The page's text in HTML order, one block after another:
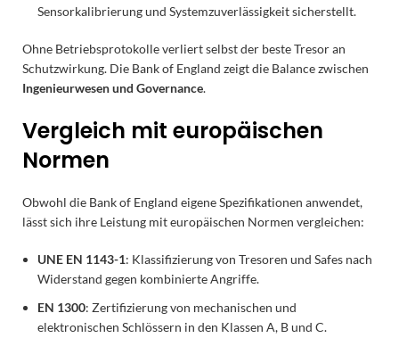
Sensorkalibrierung und Systemzuverlässigkeit sicherstellt.
Ohne Betriebsprotokolle verliert selbst der beste Tresor an
Schutzwirkung. Die Bank of England zeigt die Balance zwischen
Ingenieurwesen und Governance.
Vergleich mit europäischen
Normen
Obwohl die Bank of England eigene Spezifikationen anwendet,
lässt sich ihre Leistung mit europäischen Normen vergleichen:
UNE EN 1143-1: Klassifizierung von Tresoren und Safes nach
Widerstand gegen kombinierte Angriffe.
EN 1300: Zertifizierung von mechanischen und
elektronischen Schlössern in den Klassen A, B und C.